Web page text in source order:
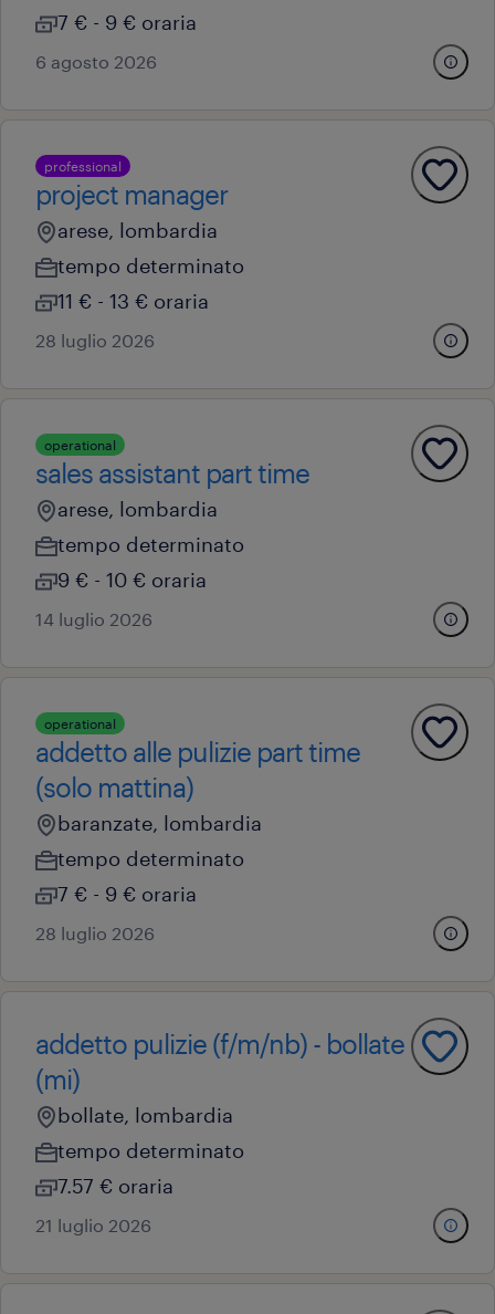
7 € - 9 € oraria
6 agosto 2026
professional
project manager
arese, lombardia
tempo determinato
11 € - 13 € oraria
28 luglio 2026
operational
sales assistant part time
arese, lombardia
tempo determinato
9 € - 10 € oraria
14 luglio 2026
operational
addetto alle pulizie part time
(solo mattina)
baranzate, lombardia
tempo determinato
7 € - 9 € oraria
28 luglio 2026
addetto pulizie (f/m/nb) - bollate
(mi)
bollate, lombardia
tempo determinato
7.57 € oraria
21 luglio 2026